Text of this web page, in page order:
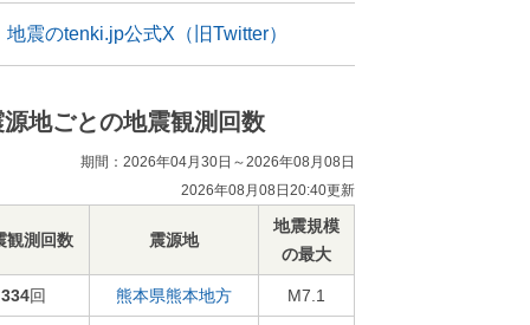
地震のtenki.jp公式X（旧Twitter）
源地ごとの地震観測回数
期間：2026年04月30日～2026年08月08日
2026年08月08日20:40更新
観測回数 震源地
地震規模
の最大
334回 熊本県熊本地方 M7.1